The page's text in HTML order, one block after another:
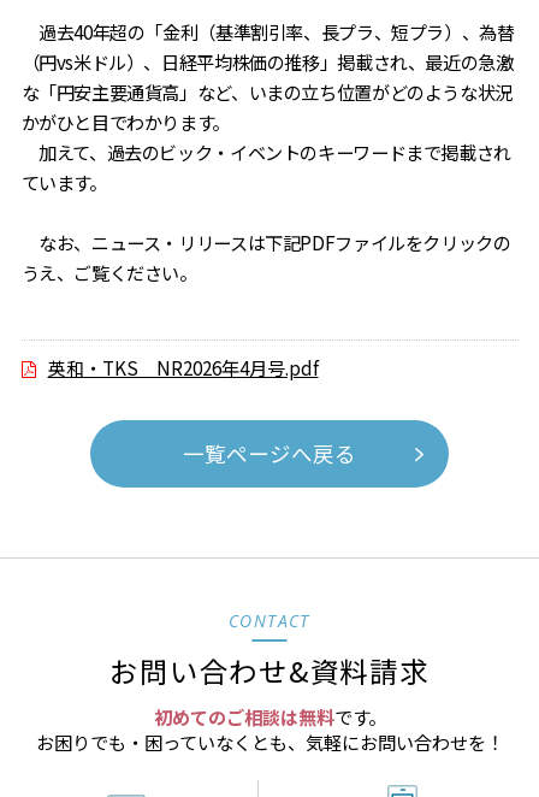
過去40年超の「金利（基準割引率、長プラ、短プラ）、為替
（円vs米ドル）、日経平均株価の推移」掲載され、最近の急激
な「円安主要通貨高」など、いまの立ち位置がどのような状況
かがひと目でわかります。
加えて、過去のビック・イベントのキーワードまで掲載され
ています。
なお、ニュース・リリースは下記PDFファイルをクリックの
うえ、ご覧ください。
英和・TKS NR2026年4月号.pdf
一覧ページへ戻る
CONTACT
お問い合わせ&資料請求
初めてのご相談は無料です。
お困りでも・困っていなくとも、気軽にお問い合わせを！